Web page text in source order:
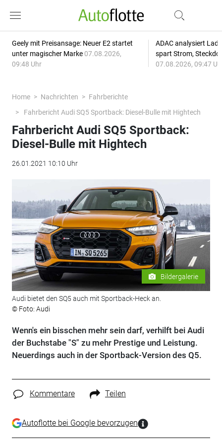
Geely mit Preisansage: Neuer E2 startet
unter magischer Marke 07.08.2026,
09:48 Uhr
ADAC analysiert
spart Strom,
07.08.2026, 09:47
Home Nachrichten
Fahrberichte
Fahrbericht Audi SQ5 Sportback: Diesel-Bulle mit Hightech
Fahrbericht Audi SQ5 Sportback:
Diesel-Bulle mit Hightech
26.01.2021 10:10 Uhr
Bildergalerie
Audi bietet den SQ5 auch mit Sportback-Heck an.
© Foto: Audi
Wenn's ein bisschen mehr sein darf, verhilft bei Audi
der Buchstabe "S" zu mehr Prestige und Leistung.
Neuerdings auch in der Sportback-Version des Q5.
Kommentare Teilen
Autoflotte bei Google bevorzugen